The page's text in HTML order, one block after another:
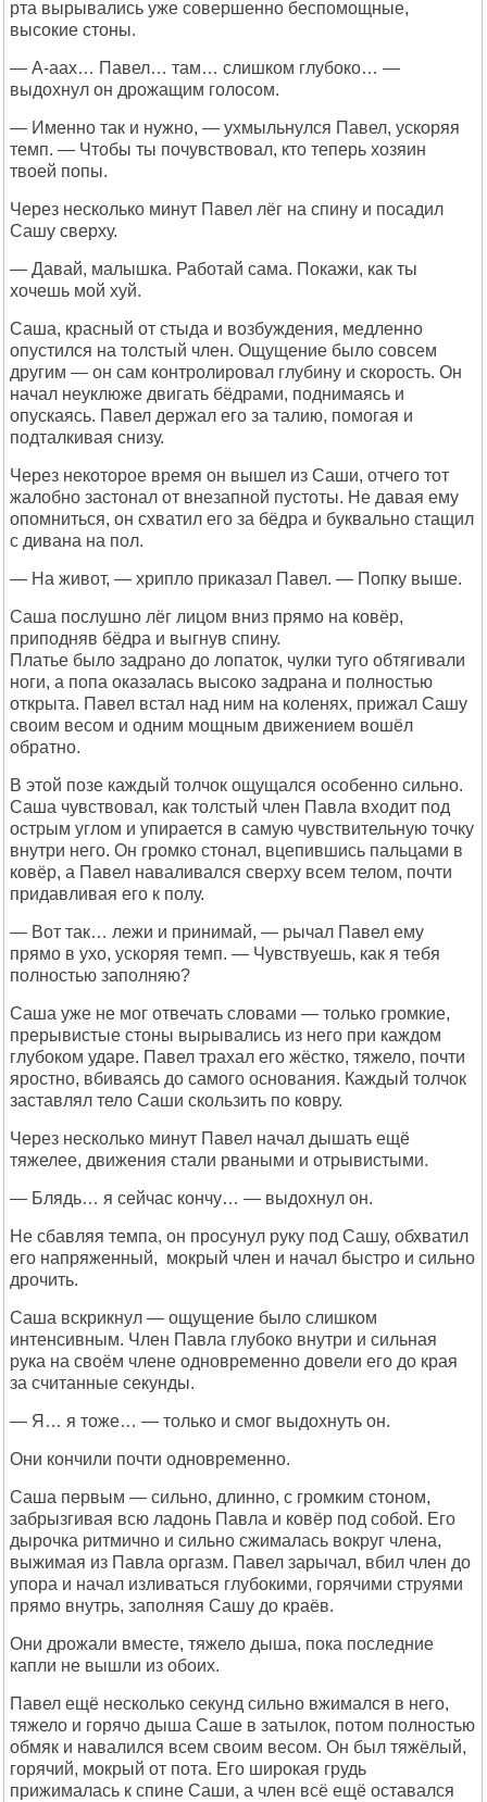
рта вырывались уже совершенно беспомощные,
высокие стоны.
— А-аах… Павел… там… слишком глубоко… —
выдохнул он дрожащим голосом.
— Именно так и нужно, — ухмыльнулся Павел, ускоряя
темп. — Чтобы ты почувствовал, кто теперь хозяин
твоей попы.
Через несколько минут Павел лёг на спину и посадил
Сашу сверху.
— Давай, малышка. Работай сама. Покажи, как ты
хочешь мой хуй.
Саша, красный от стыда и возбуждения, медленно
опустился на толстый член. Ощущение было совсем
другим — он сам контролировал глубину и скорость. Он
начал неуклюже двигать бёдрами, поднимаясь и
опускаясь. Павел держал его за талию, помогая и
подталкивая снизу.
Через некоторое время он вышел из Саши, отчего тот
жалобно застонал от внезапной пустоты. Не давая ему
опомниться, он схватил его за бёдра и буквально стащил
с дивана на пол.
— На живот, — хрипло приказал Павел. — Попку выше.
Саша послушно лёг лицом вниз прямо на ковёр,
приподняв бёдра и выгнув спину.
Платье было задрано до лопаток, чулки туго обтягивали
ноги, а попа оказалась высоко задрана и полностью
открыта. Павел встал над ним на коленях, прижал Сашу
своим весом и одним мощным движением вошёл
обратно.
В этой позе каждый толчок ощущался особенно сильно.
Саша чувствовал, как толстый член Павла входит под
острым углом и упирается в самую чувствительную точку
внутри него. Он громко стонал, вцепившись пальцами в
ковёр, а Павел наваливался сверху всем телом, почти
придавливая его к полу.
— Вот так… лежи и принимай, — рычал Павел ему
прямо в ухо, ускоряя темп. — Чувствуешь, как я тебя
полностью заполняю?
Саша уже не мог отвечать словами — только громкие,
прерывистые стоны вырывались из него при каждом
глубоком ударе. Павел трахал его жёстко, тяжело, почти
яростно, вбиваясь до самого основания. Каждый толчок
заставлял тело Саши скользить по ковру.
Через несколько минут Павел начал дышать ещё
тяжелее, движения стали рваными и отрывистыми.
— Блядь… я сейчас кончу… — выдохнул он.
Не сбавляя темпа, он просунул руку под Сашу, обхватил
его напряженный, мокрый член и начал быстро и сильно
дрочить.
Саша вскрикнул — ощущение было слишком
интенсивным. Член Павла глубоко внутри и сильная
рука на своём члене одновременно довели его до края
за считанные секунды.
— Я… я тоже… — только и смог выдохнуть он.
Они кончили почти одновременно.
Саша первым — сильно, длинно, с громким стоном,
забрызгивая всю ладонь Павла и ковёр под собой. Его
дырочка ритмично и сильно сжималась вокруг члена,
выжимая из Павла оргазм. Павел зарычал, вбил член до
упора и начал изливаться глубокими, горячими струями
прямо внутрь, заполняя Сашу до краёв.
Они дрожали вместе, тяжело дыша, пока последние
капли не вышли из обоих.
Павел ещё несколько секунд сильно вжимался в него,
тяжело и горячо дыша Саше в затылок, потом полностью
обмяк и навалился всем своим весом. Он был тяжёлый,
горячий, мокрый от пота. Его широкая грудь
прижималась к спине Саши, а член всё ещё оставался